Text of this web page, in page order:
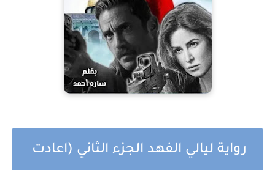
رواية ليالي الفهد الجزء الثاني (اعادت